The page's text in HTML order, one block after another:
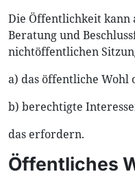
Die Öffentlichkeit kann
Beratung und
nichtöffentlichen
a) das öffentliche Wohl
b) berechtigte
das erfordern.
Öffentliches